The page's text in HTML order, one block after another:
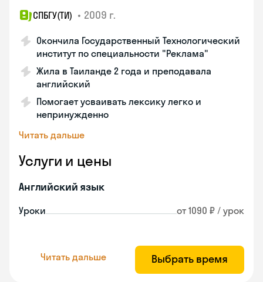
СПБГУ(ТИ) • 2009 г.
Окончила Государственный Технологический
институт по специальности "Реклама"
Жила в Таиланде 2 года и преподавала
английский
Помогает усваивать лексику легко и
непринужденно
Читать дальше
Услуги и цены
Английский язык
Уроки от 1090 ₽ / урок
Читать дальше Выбрать время